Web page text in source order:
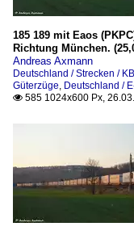
185 189 mit Eaos
Richtung München.
Andreas Axmann
Deutschland / Strecken /
Güterzüge, Deutschland /
 585 1024x600 Px,